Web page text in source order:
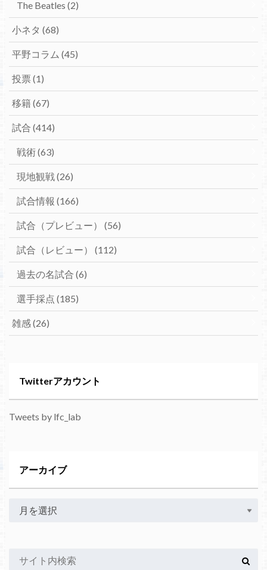
The Beatles (2)
小ネタ (68)
平野コラム (45)
投票 (1)
移籍(67)
試合 (414)
戦術(63)
現地観戦 (26)
試合情報 (166)
試合（プレビュー） (56)
試合（レビュー） (112)
過去の名試合 (6)
選手採点 (185)
雑感(26)
Twitterアカウント
Tweets by lfc_lab
アーカイブ